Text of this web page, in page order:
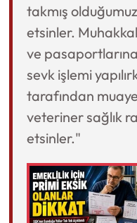
takmış
etsinler.
ve
sevk işlemi
tarafından
veteriner sağlık
etsinler."